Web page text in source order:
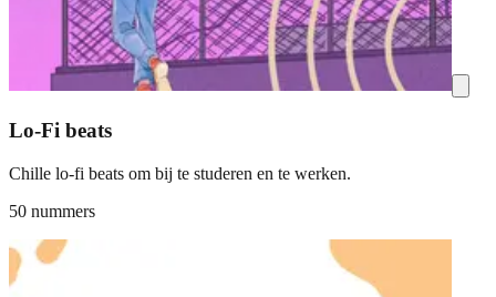
Lo-Fi beats
Chille lo-fi beats om bij te studeren en te werken.
50 nummers